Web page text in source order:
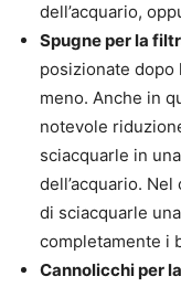
dell’acquario,
Spugne per la
posizionate dopo
meno. Anche in
notevole
sciacquarle in
dell’acquario.
di sciacquarle
completamente i
Cannolicchi per